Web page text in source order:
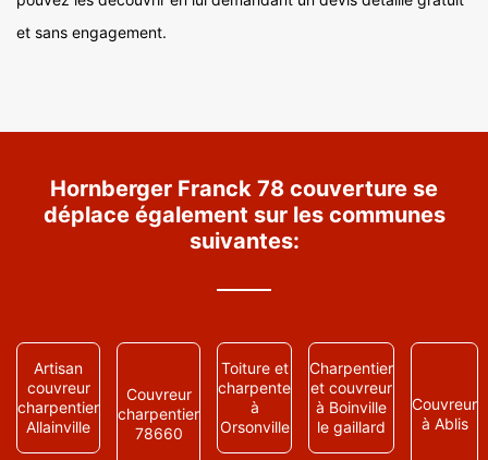
et sans engagement.
Hornberger Franck 78 couverture se
déplace également sur les communes
suivantes:
Artisan
couvreur
charpentier
Allainville
Couvreur
charpentier
78660
Toiture et
charpente
à
Orsonville
Charpentier
et couvreur
à Boinville
le gaillard
Couvreur
à Ablis